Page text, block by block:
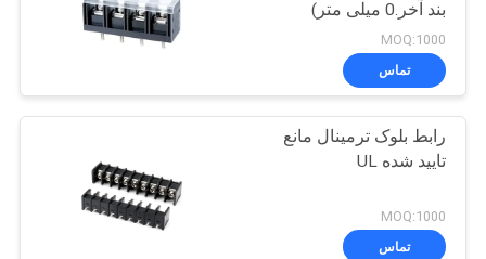
بند آخر.0 میلی متر)
MOQ:1000
تماس
رابط بلوک ترمینال مانع
تایید شده UL
MOQ:1000
تماس